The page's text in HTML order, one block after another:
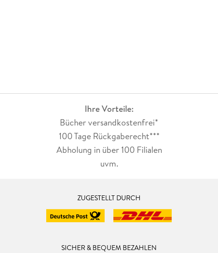
Ihre Vorteile:
Bücher versandkostenfrei*
100 Tage Rückgaberecht***
Abholung in über 100 Filialen
uvm.
ZUGESTELLT DURCH
SICHER & BEQUEM BEZAHLEN